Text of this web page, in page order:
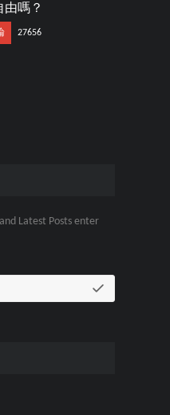
由嗎？
27656
Latest Posts enter